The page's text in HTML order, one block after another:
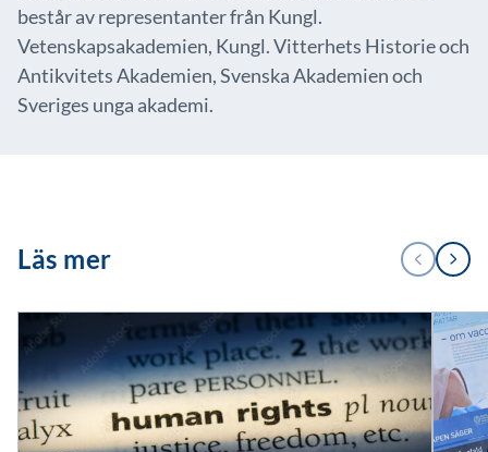
består av representanter från Kungl.
Vetenskapsakademien, Kungl. Vitterhets Historie och
Antikvitets Akademien, Svenska Akademien och
Sveriges unga akademi.
Läs mer
1
/
FÖREGÅENDE
NÄSTA